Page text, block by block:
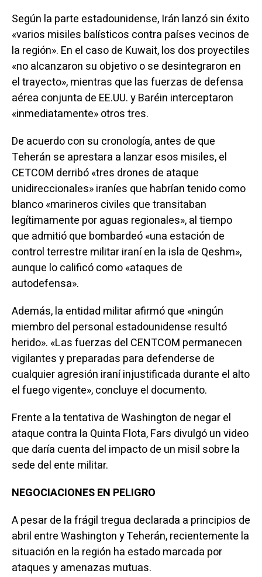
Según la parte estadounidense, Irán lanzó sin éxito
«varios misiles balísticos contra países vecinos de
la región». En el caso de Kuwait, los dos proyectiles
«no alcanzaron su objetivo o se desintegraron en
el trayecto», mientras que las fuerzas de defensa
aérea conjunta de EE.UU. y Baréin interceptaron
«inmediatamente» otros tres.
De acuerdo con su cronología, antes de que
Teherán se aprestara a lanzar esos misiles, el
CETCOM derribó «tres drones de ataque
unidireccionales» iraníes que habrían tenido como
blanco «marineros civiles que transitaban
legítimamente por aguas regionales», al tiempo
que admitió que bombardeó «una estación de
control terrestre militar iraní en la isla de Qeshm»,
aunque lo calificó como «ataques de
autodefensa».
Además, la entidad militar afirmó que «ningún
miembro del personal estadounidense resultó
herido». «Las fuerzas del CENTCOM permanecen
vigilantes y preparadas para defenderse de
cualquier agresión iraní injustificada durante el alto
el fuego vigente», concluye el documento.
Frente a la tentativa de Washington de negar el
ataque contra la Quinta Flota, Fars divulgó un video
que daría cuenta del impacto de un misil sobre la
sede del ente militar.
NEGOCIACIONES EN PELIGRO
A pesar de la frágil tregua declarada a principios de
abril entre Washington y Teherán, recientemente la
situación en la región ha estado marcada por
ataques y amenazas mutuas.